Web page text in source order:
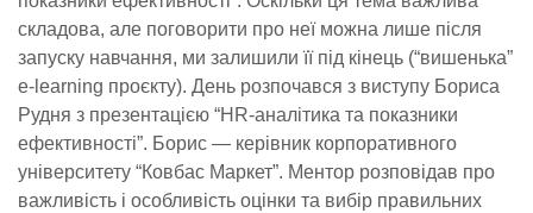
складова, але поговорити про неї можна лише після
запуску навчання, ми залишили її під кінець (“вишенька”
e-learning проєкту). День розпочався з виступу Бориса
Рудня з презентацією “HR-аналітика та показники
ефективності”. Борис — керівник корпоративного
університету “Ковбас Маркет”. Ментор розповідав про
важливість і особливість оцінки та вибір правильних